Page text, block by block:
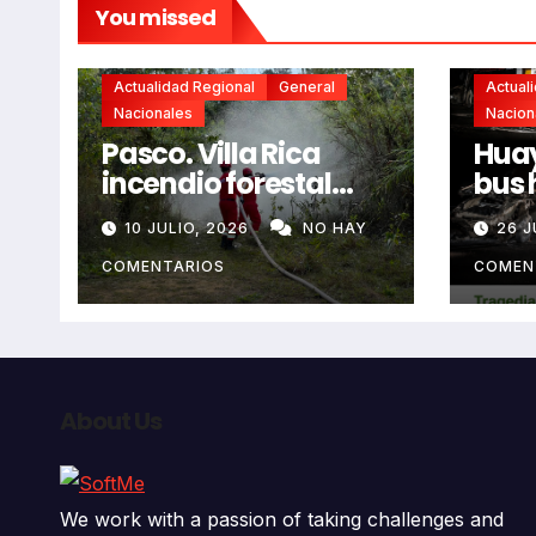
You missed
Actualidad Regional
General
Nacionales
Pasco. Villa Rica
incendio forestal
extremo deja dos
fallecidos y heridos
10 JULIO, 2026 NO HAY
COMENTARIOS
bus
en26
We work with a passion of taking challenges and